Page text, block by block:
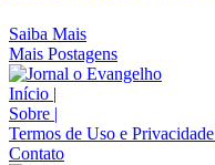
Saiba Mais
Mais Postagens
Início |
Sobre |
Termos de Uso e Privacidade
Contato